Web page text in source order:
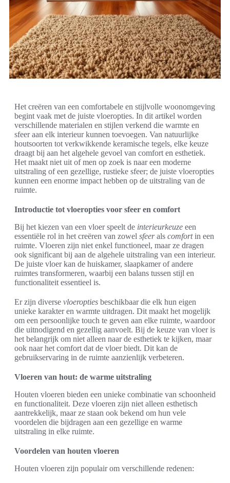
Het creëren van een comfortabele en stijlvolle woonomgeving
begint vaak met de juiste vloeropties. In dit artikel worden
verschillende materialen en stijlen verkend die warmte en
sfeer aan elk interieur kunnen toevoegen. Van natuurlijke
houtsoorten tot verkwikkende keramische tegels, elke keuze
draagt bij aan het algehele gevoel van comfort en esthetiek.
Het maakt niet uit of men op zoek is naar een moderne
uitstraling of een gezellige, rustieke sfeer; de juiste vloeropties
kunnen een enorme impact hebben op de uitstraling van de
ruimte.
Introductie tot vloeropties voor sfeer en comfort
Bij het kiezen van een vloer speelt de interieurkeuze een
essentiële rol in het creëren van zowel sfeerals comfortin een
ruimte. Vloeren zijn niet enkel functioneel, maar ze dragen
ook significant bij aan de algehele uitstraling van een interieur.
De juiste vloer kan de huiskamer, slaapkamer of andere
ruimtes transformeren, waarbij een balans tussen stijl en
functionaliteit essentieel is.
Er zijn diverse vloeropties beschikbaar die elk hun eigen
unieke karakter en warmte uitdragen. Dit maakt het mogelijk
om een persoonlijke touch te geven aan elke ruimte, waardoor
die uitnodigend en gezellig aanvoelt. Bij de keuze van vloer is
het belangrijk om niet alleen naar de esthetiek te kijken, maar
ook naar het comfort dat de vloer biedt. Dit kan de
gebruikservaring in de ruimte aanzienlijk verbeteren.
Vloeren van hout: de warme uitstraling
Houten vloeren bieden een unieke combinatie van schoonheid
en functionaliteit. Deze vloeren zijn niet alleen esthetisch
aantrekkelijk, maar ze staan ook bekend om hun vele
voordelen die bijdragen aan een gezellige en warme
uitstraling in elke ruimte.
Voordelen van houten vloeren
Houten vloeren zijn populair om verschillende redenen: